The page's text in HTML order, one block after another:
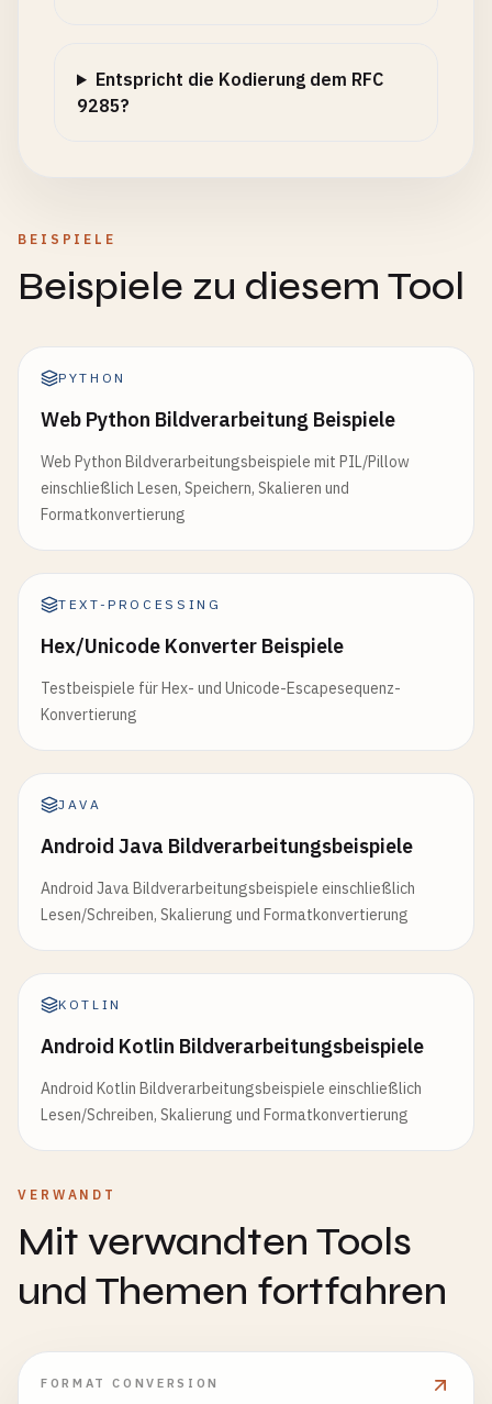
Entspricht die Kodierung dem RFC
9285?
BEISPIELE
Beispiele zu diesem Tool
PYTHON
Web Python Bildverarbeitung Beispiele
Web Python Bildverarbeitungsbeispiele mit PIL/Pillow
einschließlich Lesen, Speichern, Skalieren und
Formatkonvertierung
TEXT-PROCESSING
Hex/Unicode Konverter Beispiele
Testbeispiele für Hex- und Unicode-Escapesequenz-
Konvertierung
JAVA
Android Java Bildverarbeitungsbeispiele
Android Java Bildverarbeitungsbeispiele einschließlich
Lesen/Schreiben, Skalierung und Formatkonvertierung
KOTLIN
Android Kotlin Bildverarbeitungsbeispiele
Android Kotlin Bildverarbeitungsbeispiele einschließlich
Lesen/Schreiben, Skalierung und Formatkonvertierung
VERWANDT
Mit verwandten Tools
und Themen fortfahren
FORMAT CONVERSION